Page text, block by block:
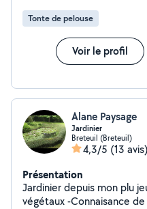
Tonte de pelouse
Voir le profil
Alane Paysage
Jardinier
Breteuil (Breteuil)
4,3/5 (13 avis)
Présentation
Jardinier depuis mon plu jeune âge -
végétaux -Connaisance de son travail -Ponctuel -